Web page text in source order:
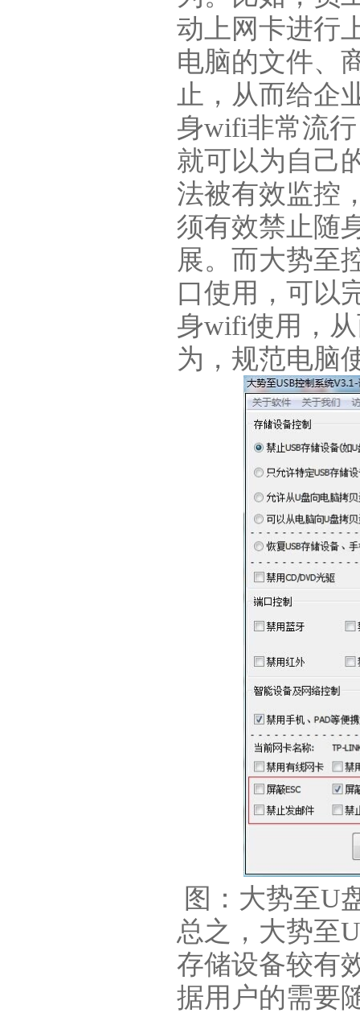
动上网卡进行
电脑的文件、
止，从而给企
身wifi非常流
就可以为自己
法被有效监控
须有效禁止随
展。而大势至
口使用，可以
身wifi使用，
为，规范电脑
图：大势至U
总之，大势至
存储设备较有
据用户的需要